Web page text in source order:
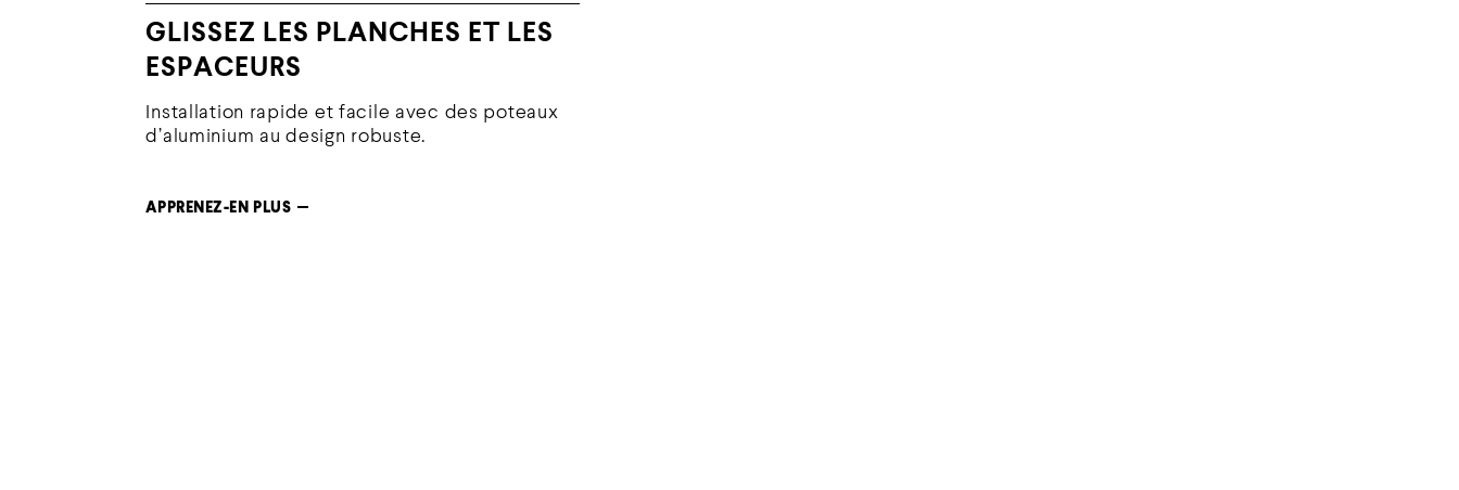
GLISSEZ LES PLANCHES ET LES
ESPACEURS
Installation rapide et facile avec des poteaux
d’aluminium au design robuste.
APPRENEZ-EN PLUS